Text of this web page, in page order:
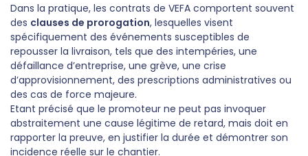
Dans la pratique, les contrats de VEFA comportent souvent
des clauses de prorogation, lesquelles visent
spécifiquement des événements susceptibles de
repousser la livraison, tels que des intempéries, une
défaillance d’entreprise, une grève, une crise
d’approvisionnement, des prescriptions administratives ou
des cas de force majeure.
Etant précisé que le promoteur ne peut pas invoquer
abstraitement une cause légitime de retard, mais doit en
rapporter la preuve, en justifier la durée et démontrer son
incidence réelle sur le chantier.